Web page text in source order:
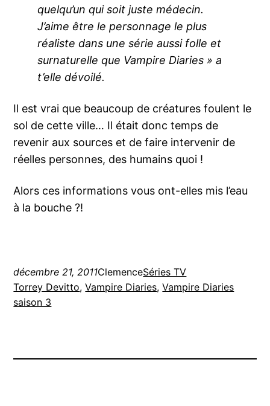
quelqu’un qui soit juste médecin.
J’aime être le personnage le plus
réaliste dans une série aussi folle et
surnaturelle que Vampire Diaries » a
t’elle dévoilé.
Il est vrai que beaucoup de créatures foulent le
sol de cette ville… Il était donc temps de
revenir aux sources et de faire intervenir de
réelles personnes, des humains quoi !
Alors ces informations vous ont-elles mis l’eau
à la bouche ?!
décembre 21, 2011ClemenceSéries TV
Torrey Devitto, Vampire Diaries, Vampire Diaries
saison 3